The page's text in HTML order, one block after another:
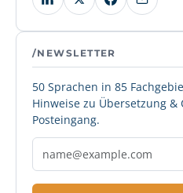
/NEWSLETTER
50 Sprachen in 85
Hinweise zu Übersetzung
Posteingang.